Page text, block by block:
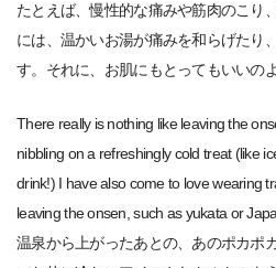
たとえば、慢性的な痛みや筋肉のこり
には、温かいお湯が痛みを和らげたり
す。それに、お肌にもとってもいいの
There really is nothing like leaving the
nibbling on a refreshingly cold treat (like
drink!) I have also come to love wearing
leaving the onsen, such as yukata or
温泉から上がったあとの、あのポカポ